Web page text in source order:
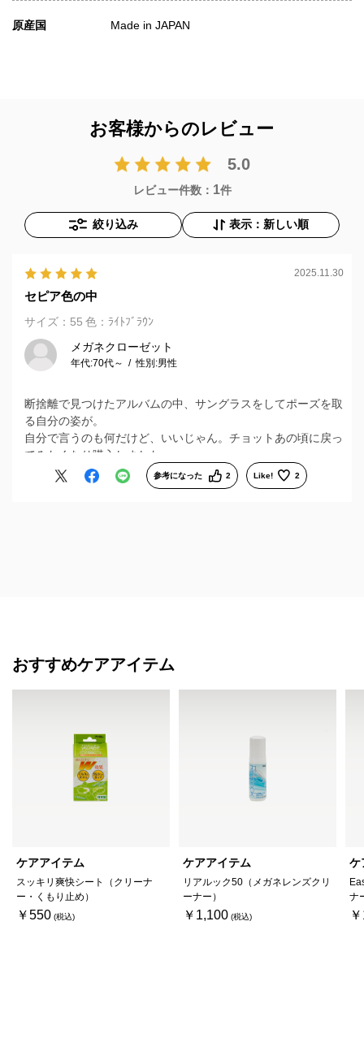
原産国 Made in JAPAN
お客様からのレビュー
5.0
レビュー件数： 1件
絞り込み 表示：新しい順
2025.11.30
セピア色の中
サイズ：55 色：ﾗｲﾄﾌﾞﾗｳﾝ
メガネクローゼット
年代:70代～ 性別:男性
断捨離で見つけたアルバムの中、サングラスをしてポーズを取
る自分の姿が。
自分で言うのも何だけど、いいじゃん。チョットあの頃に戻っ
てみたくなり購入しました。
衝動買いですかね。
参考になった 2 Like! 2
おすすめケアアイテム
ケアアイテム
スッキリ爽快シート（クリーナ
ー・くもり止め）
￥550
ケアアイテム
リアルック50（メガネレンズクリ
ーナー）
￥1,100
ケ
ナ